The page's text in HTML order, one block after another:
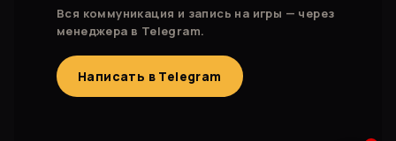
Вся коммуникация и запись на игры — через
менеджера в Telegram.
Написать в Telegram